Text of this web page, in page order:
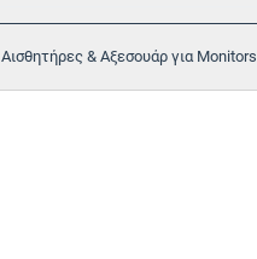
Αισθητήρες & Αξεσουάρ για Monitors